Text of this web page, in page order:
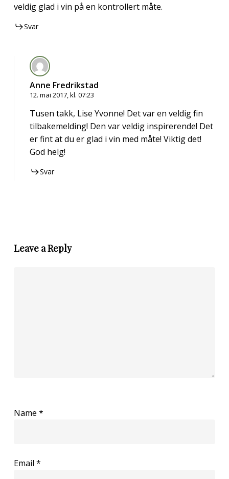
veldig glad i vin på en kontrollert måte.
Svar
Anne Fredrikstad
12. mai 2017, kl. 07:23
Tusen takk, Lise Yvonne! Det var en veldig fin
tilbakemelding! Den var veldig inspirerende! Det
er fint at du er glad i vin med måte! Viktig det!
God helg!
Svar
Leave a Reply
Name *
Email *